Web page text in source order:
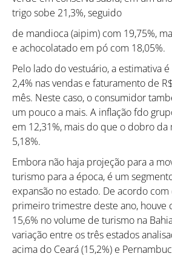
Como
trigo sobe 21,3%, seguido
de mandioca (aipim) com 19,75%,
e achocolatado em pó com 18,05%.
Pelo lado do vestuário, a estimativa
2,4% nas vendas e faturamento de
mês. Neste caso, o consumidor
um pouco a mais. A inflação fdo
em 12,31%, mais do que o dobro da
5,18%.
Embora não haja projeção para a
turismo para a época, é um
expansão no estado. De acordo com
primeiro trimestre deste ano, houve
15,6% no volume de turismo na
variação entre os três estados
acima do Ceará (15,2%) e